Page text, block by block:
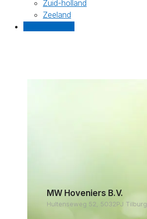
Zuid-holland
Zeeland
MW Hoveniers B.V.
Hultenseweg 52, 5032PJ Tilburg